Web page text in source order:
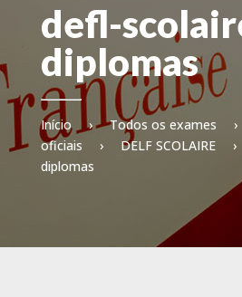
defl-
diplomas
Início › Todos os exames ›
oficiais
› DELF SCOLAIRE ›
diplomas